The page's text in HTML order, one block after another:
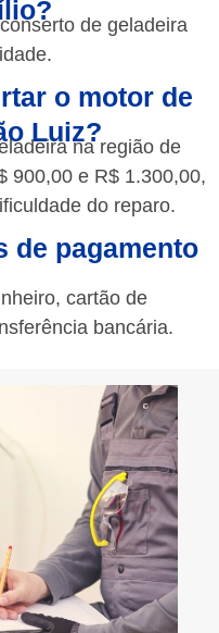
de geladeira
o motor de
Luiz?na região de
900,00 e R$ 1.300,00,
do reparo.
de pagamento
cartão de
bancária.